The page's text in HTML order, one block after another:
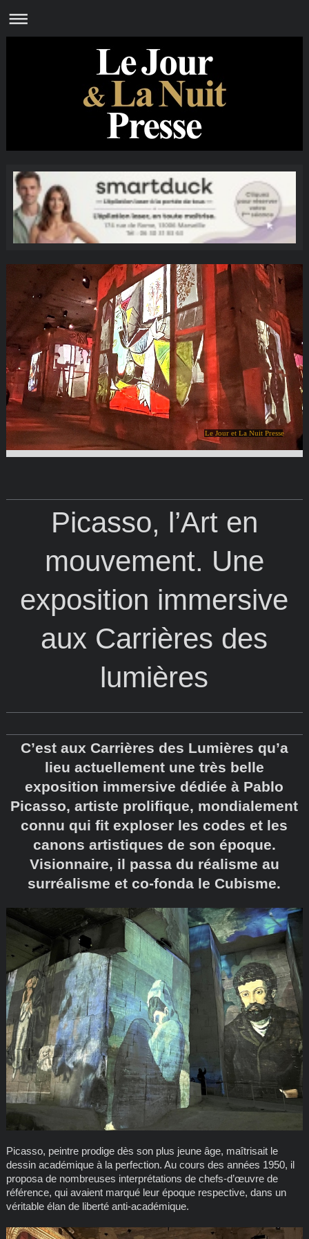
Le Jour et La Nuit Presse
Picasso, l’Art en
mouvement. Une
exposition immersive
aux Carrières des
lumières
C’est aux Carrières des Lumières qu’a
lieu actuellement une très belle
exposition immersive dédiée à Pablo
Picasso, artiste prolifique, mondialement
connu qui fit exploser les codes et les
canons artistiques de son époque.
Visionnaire, il passa du réalisme au
surréalisme et co-fonda le Cubisme.
Picasso, peintre prodige dès son plus jeune âge, maîtrisait le
dessin académique à la perfection. Au cours des années 1950, il
proposa de nombreuses interprétations de chefs-d’œuvre de
référence, qui avaient marqué leur époque respective, dans un
véritable élan de liberté anti-académique.